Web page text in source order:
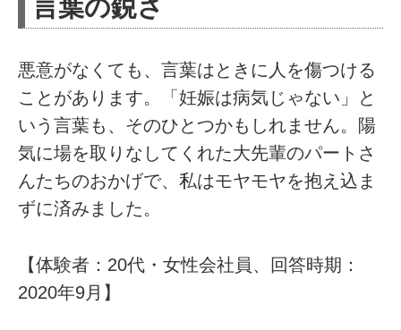
言葉の鋭さ
悪意がなくても、言葉はときに人を傷つける
ことがあります。「妊娠は病気じゃない」と
いう言葉も、そのひとつかもしれません。陽
気に場を取りなしてくれた大先輩のパートさ
んたちのおかげで、私はモヤモヤを抱え込ま
ずに済みました。
【体験者：20代・女性会社員、回答時期：
2020年9月】